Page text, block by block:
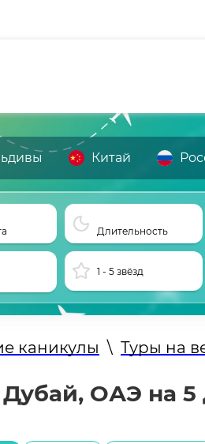
Китай
Длительность
1 - 5 звёзд
каникулы \ Туры на
ОАЭ на